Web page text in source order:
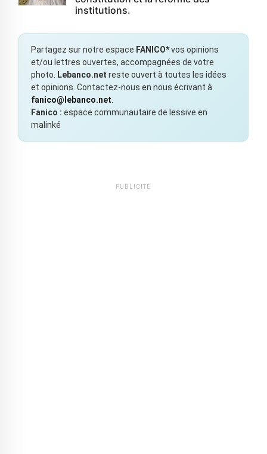
institutions.
Partagez sur notre espace FANICO*vos opinions
et/ou lettres ouvertes, accompagnées de votre
photo.
Lebanco.net reste ouvert à toutes les idées
et opinions. Contactez-nous en nous écrivant à
fanico@lebanco.net
Fanico : espace communautaire de lessive en
malinké
PUBLICITÉ